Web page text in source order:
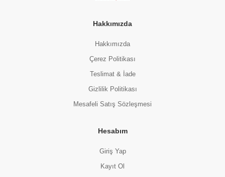
Hakkımızda
Hakkımızda
Çerez Politikası
Teslimat & İade
Gizlilik Politikası
Mesafeli Satış Sözleşmesi
Hesabım
Giriş Yap
Kayıt Ol